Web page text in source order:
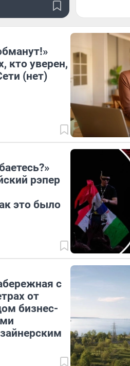
кто уверен,
(нет)
рэпер
это было
с
от
бизнес-